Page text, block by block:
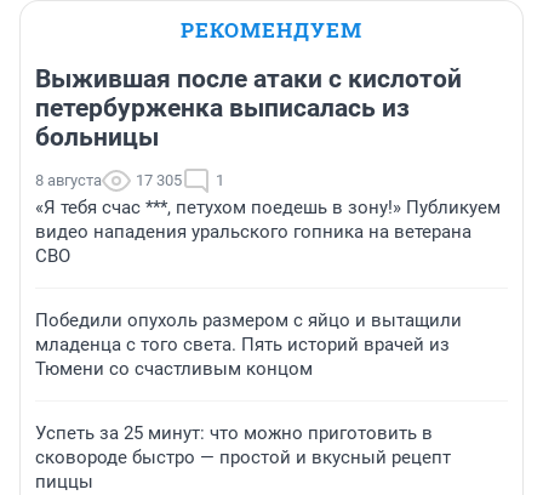
РЕКОМЕНДУЕМ
Выжившая после атаки с кислотой
петербурженка выписалась из
больницы
8 августа 17 305 1
«Я тебя счас ***, петухом поедешь в зону!» Публикуем
видео нападения уральского гопника на ветерана
СВО
Победили опухоль размером с яйцо и вытащили
младенца с того света. Пять историй врачей из
Тюмени со счастливым концом
Успеть за 25 минут: что можно приготовить в
сковороде быстро — простой и вкусный рецепт
пиццы